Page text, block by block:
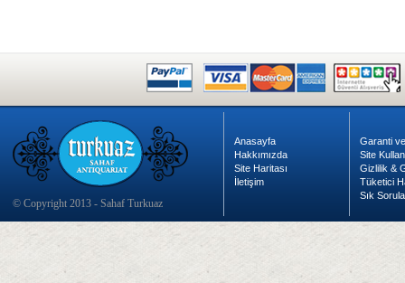
© Copyright 2013 - Sahaf Turkuaz
Anasayfa
Hakkımızda
Site Haritası
İletişim
Garanti
Site
Gizlilik &
Tüketici
Sık